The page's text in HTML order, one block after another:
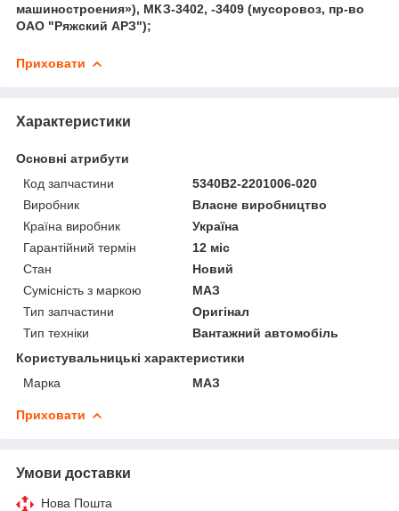
машиностроения»), МКЗ-3402, -3409 (мусоровоз, пр-во
ОАО "Ряжский АРЗ");
Приховати
Характеристики
Основні атрибути
Код запчастини
5340В2-2201006-020
Виробник
Власне виробництво
Країна виробник
Україна
Гарантійний термін
12 міс
Стан
Новий
Сумісність з маркою
МАЗ
Тип запчастини
Оригінал
Тип техніки
Вантажний автомобіль
Користувальницькі характеристики
Марка
МАЗ
Приховати
Умови доставки
Нова Пошта